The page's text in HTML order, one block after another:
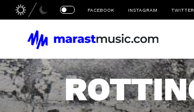
FACEBOOK INSTAGRAM TWITTER